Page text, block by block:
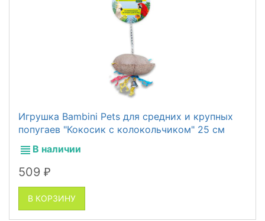
Игрушка Bambini Pets для средних и крупных
попугаев "Кокосик с колокольчиком" 25 см
В наличии
509 ₽
В КОРЗИНУ